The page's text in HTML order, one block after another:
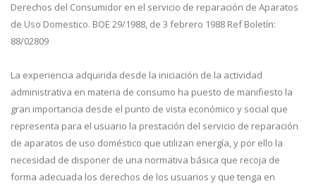
Derechos del Consumidor en el servicio de reparación de Aparatos
de Uso Domestico. BOE 29/1988, de 3 febrero 1988 Ref Boletín:
88/02809
La experiencia adquirida desde la iniciación de la actividad
administrativa en materia de consumo ha puesto de manifiesto la
gran importancia desde el punto de vista económico y social que
representa para el usuario la prestación del servicio de reparación
de aparatos de uso doméstico que utilizan energía, y por ello la
necesidad de disponer de una normativa básica que recoja de
forma adecuada los derechos de los usuarios y que tenga en